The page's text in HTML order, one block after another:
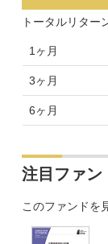
トータルリター
1ヶ月
3ヶ月
6ヶ月
注目ファン
このファンドを